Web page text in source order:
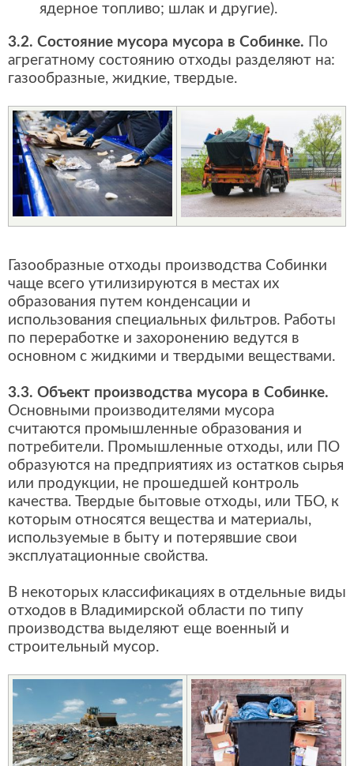
ядерное топливо; шлак и другие).
3.2. Состояние мусора мусора в Собинке. По
агрегатному состоянию отходы разделяют на:
газообразные, жидкие, твердые.
Газообразные отходы производства Собинки
чаще всего утилизируются в местах их
образования путем конденсации и
использования специальных фильтров. Работы
по переработке и захоронению ведутся в
основном с жидкими и твердыми веществами.
3.3. Объект производства мусора в Собинке.
Основными производителями мусора
считаются промышленные образования и
потребители. Промышленные отходы, или ПО
образуются на предприятиях из остатков сырья
или продукции, не прошедшей контроль
качества. Твердые бытовые отходы, или ТБО, к
которым относятся вещества и материалы,
используемые в быту и потерявшие свои
эксплуатационные свойства.
В некоторых классификациях в отдельные виды
отходов в Владимирской области по типу
производства выделяют еще военный и
строительный мусор.